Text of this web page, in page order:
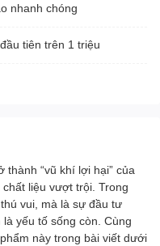
nhanh chóng
tiên trên 1 triệu
thành “vũ khí lợi hại” của
liệu vượt trội. Trong
vui, mà là sự đầu tư
yếu tố sống còn. Cùng
này trong bài viết dưới